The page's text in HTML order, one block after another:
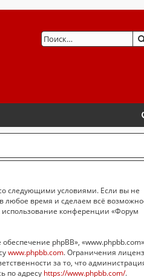
следующими условиями. Если вы не
любое время и сделаем всё
использование конференции «Форум
phpBB»,
www.phpbb.com. Ограничения
за то, что
по адресу https://www.phpbb.com/.